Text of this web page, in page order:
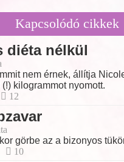
Kapcsolódó cikkek
diéta nélkül
nem érnek, állítja
kilogrammot nyomott.
12
görbe az a bizonyos
10